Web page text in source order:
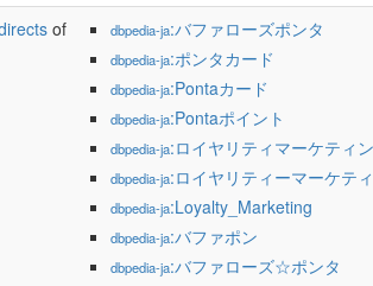
of dbpedia-ja:バファローズポンタ
dbpedia-ja:ポンタカード
dbpedia-ja:Pontaカード
dbpedia-ja:Pontaポイント
dbpedia-ja:ロイヤリティマーケティ
dbpedia-ja:ロイヤリティーマーケテ
dbpedia-ja:Loyalty_Marketing
dbpedia-ja:バファポン
dbpedia-ja:バファローズ☆ポンタ